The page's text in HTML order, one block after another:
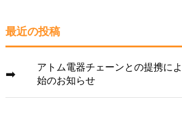
最近の投稿
アトム電器チェーンとの提携に
始のお知らせ